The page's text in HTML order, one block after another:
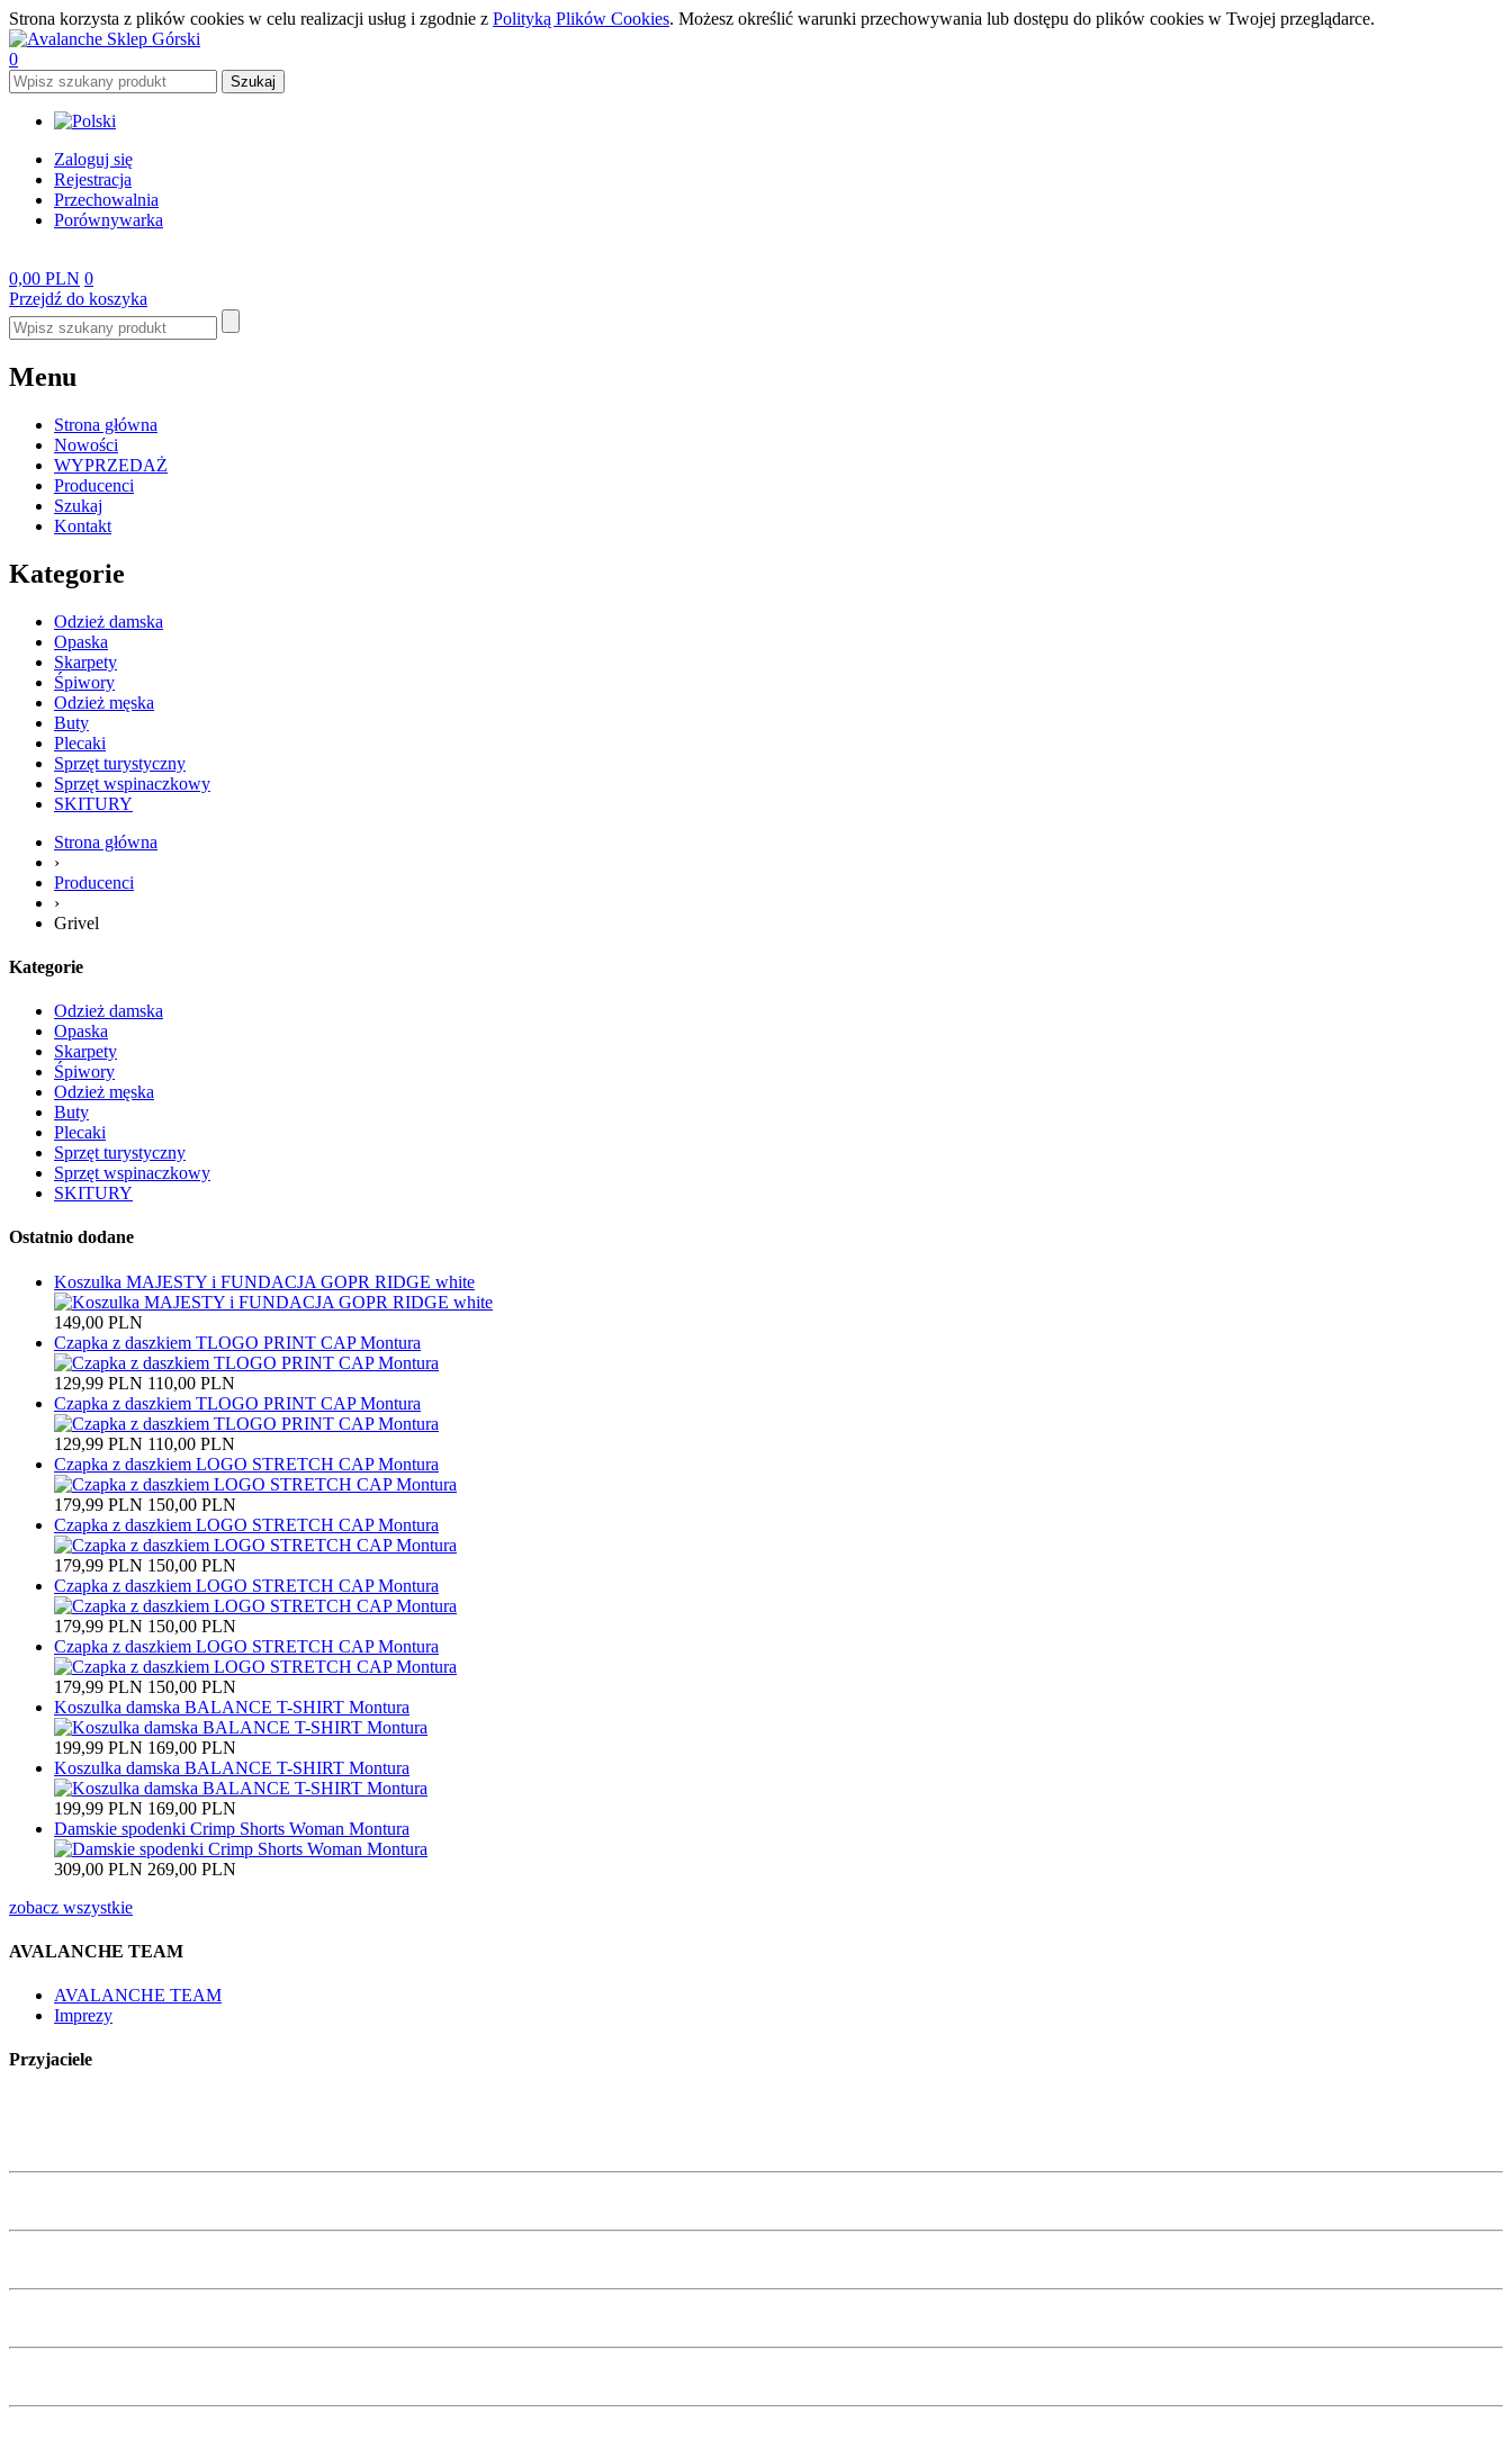
Strona korzysta z plików cookies w celu realizacji usług i zgodnie z Polityką Plików Cookies. Możesz określić warunki przechowywania lub dostępu do plików cookies w Twojej przeglądarce.
0
Zaloguj się
Rejestracja
Przechowalnia
Porównywarka
0,00 PLN 0
Przejdź do koszyka
Menu
Strona główna
Nowości
WYPRZEDAŻ
Producenci
Szukaj
Kontakt
Kategorie
Odzież damska
Opaska
Skarpety
Śpiwory
Odzież męska
Buty
Plecaki
Sprzęt turystyczny
Sprzęt wspinaczkowy
SKITURY
Strona główna
›
Producenci
›
Grivel
Kategorie
Odzież damska
Opaska
Skarpety
Śpiwory
Odzież męska
Buty
Plecaki
Sprzęt turystyczny
Sprzęt wspinaczkowy
SKITURY
Ostatnio dodane
Koszulka MAJESTY i FUNDACJA GOPR RIDGE white
149,00 PLN
Czapka z daszkiem TLOGO PRINT CAP Montura
129,99 PLN 110,00 PLN
Czapka z daszkiem TLOGO PRINT CAP Montura
129,99 PLN 110,00 PLN
Czapka z daszkiem LOGO STRETCH CAP Montura
179,99 PLN 150,00 PLN
Czapka z daszkiem LOGO STRETCH CAP Montura
179,99 PLN 150,00 PLN
Czapka z daszkiem LOGO STRETCH CAP Montura
179,99 PLN 150,00 PLN
Czapka z daszkiem LOGO STRETCH CAP Montura
179,99 PLN 150,00 PLN
Koszulka damska BALANCE T-SHIRT Montura
199,99 PLN 169,00 PLN
Koszulka damska BALANCE T-SHIRT Montura
199,99 PLN 169,00 PLN
Damskie spodenki Crimp Shorts Woman Montura
309,00 PLN 269,00 PLN
zobacz wszystkie
AVALANCHE TEAM
AVALANCHE TEAM
Imprezy
Przyjaciele